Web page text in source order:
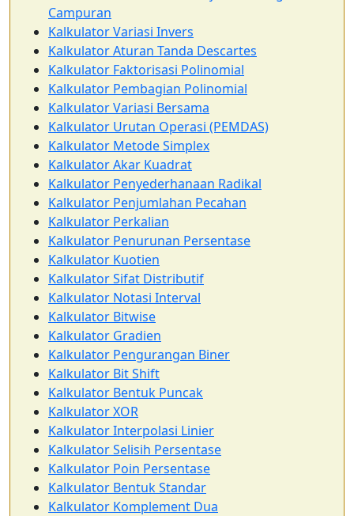
Campuran
Kalkulator Variasi Invers
Kalkulator Aturan Tanda Descartes
Kalkulator Faktorisasi Polinomial
Kalkulator Pembagian Polinomial
Kalkulator Variasi Bersama
Kalkulator Urutan Operasi (PEMDAS)
Kalkulator Metode Simplex
Kalkulator Akar Kuadrat
Kalkulator Penyederhanaan Radikal
Kalkulator Penjumlahan Pecahan
Kalkulator Perkalian
Kalkulator Penurunan Persentase
Kalkulator Kuotien
Kalkulator Sifat Distributif
Kalkulator Notasi Interval
Kalkulator Bitwise
Kalkulator Gradien
Kalkulator Pengurangan Biner
Kalkulator Bit Shift
Kalkulator Bentuk Puncak
Kalkulator XOR
Kalkulator Interpolasi Linier
Kalkulator Selisih Persentase
Kalkulator Poin Persentase
Kalkulator Bentuk Standar
Kalkulator Komplement Dua